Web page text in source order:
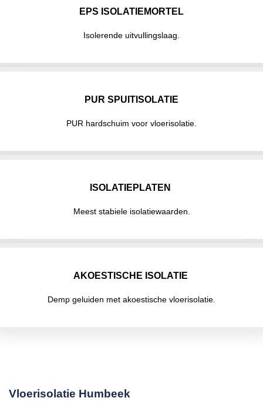
EPS ISOLATIEMORTEL
Isolerende uitvullingslaag.
PUR SPUITISOLATIE
PUR hardschuim voor vloerisolatie.
ISOLATIEPLATEN
Meest stabiele isolatiewaarden.
AKOESTISCHE ISOLATIE
Demp geluiden met akoestische vloerisolatie.
Vloerisolatie Humbeek